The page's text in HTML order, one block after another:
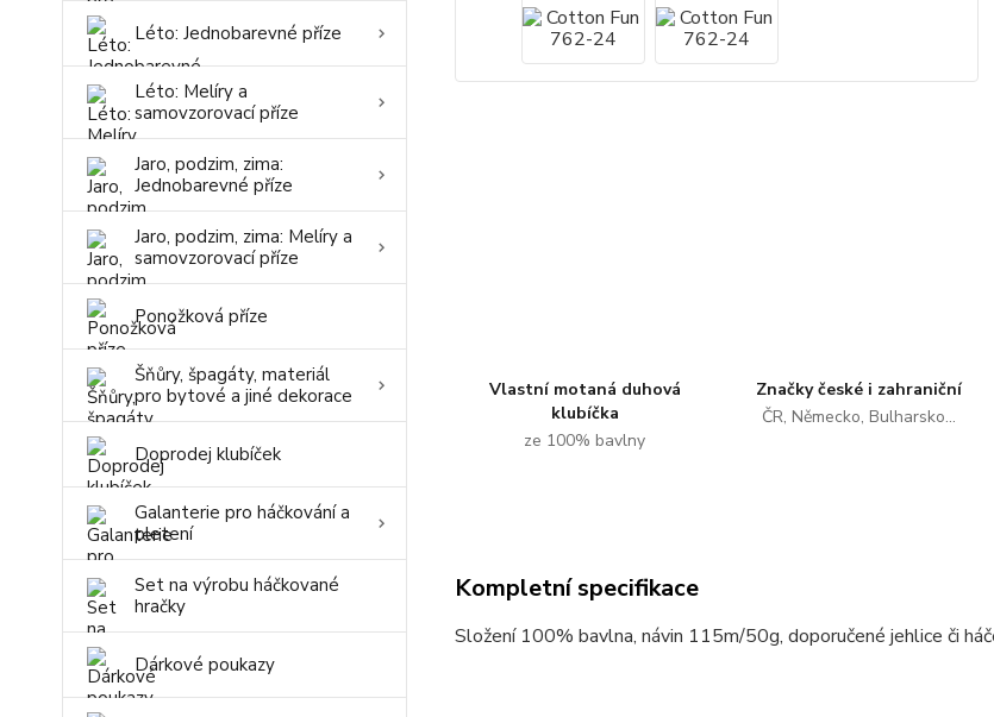
Léto: Jednobarevné příze
Léto: Melíry a
samovzorovací příze
Jaro, podzim, zima:
Jednobarevné příze
Jaro, podzim, zima: Melíry a
samovzorovací příze
Ponožková příze
Šňůry, špagáty, materiál
pro bytové a jiné dekorace
Doprodej klubíček
Galanterie pro háčkování a
pletení
Set na výrobu háčkované
hračky
Dárkové poukazy
Vlastní motaná duhová
klubíčka
ze 100% bavlny
Značky české i zahraniční
ČR, Německo, Bulharsko...
Kompletní specifikace
Složení 100% bavlna, návin 115m/50g, doporučené jehlice či